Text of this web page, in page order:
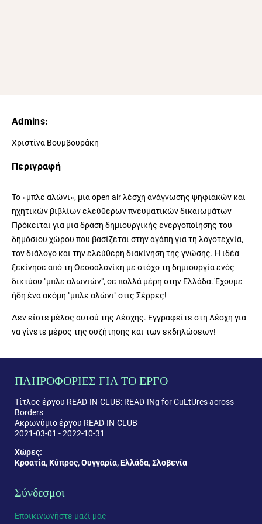
Admins:
Χριστίνα Βουμβουράκη
Περιγραφή
Το «μπλε αλώνι», μια open air λέσχη ανάγνωσης ψηφιακών και
ηχητικών βιβλίων ελεύθερων πνευματικών δικαιωμάτων
Πρόκειται για μια δράση δημιουργικής ενεργοποίησης του
δημόσιου χώρου που βασίζεται στην αγάπη για τη λογοτεχνία,
τον διάλογο και την ελεύθερη διακίνηση της γνώσης. Η ιδέα
ξεκίνησε από τη Θεσσαλονίκη με στόχο τη δημιουργία ενός
δικτύου "μπλε αλωνιών", σε πολλά μέρη στην Ελλάδα. Έχουμε
ήδη ένα ακόμη "μπλε αλώνι" στις Σέρρες!
Δεν είστε μέλος αυτού της Λέσχης. Εγγραφείτε στη Λέσχη για
να γίνετε μέρος της συζήτησης και των εκδηλώσεων!
ΠΛΗΡΟΦΟΡΙΕΣ ΓΙΑ ΤΟ ΕΡΓΟ
Τίτλος έργου READ-IN-CLUB: READ-INg for CuLtUres across
Borders
Ακρωνύμιο έργου READ-IN-CLUB
2021-03-01 - 2022-10-31
Χώρες:
Κροατία, Κύπρος, Ουγγαρία, Ελλάδα, Σλοβενία
Σύνδεσμοι
Εποικινωνήστε μαζί μας